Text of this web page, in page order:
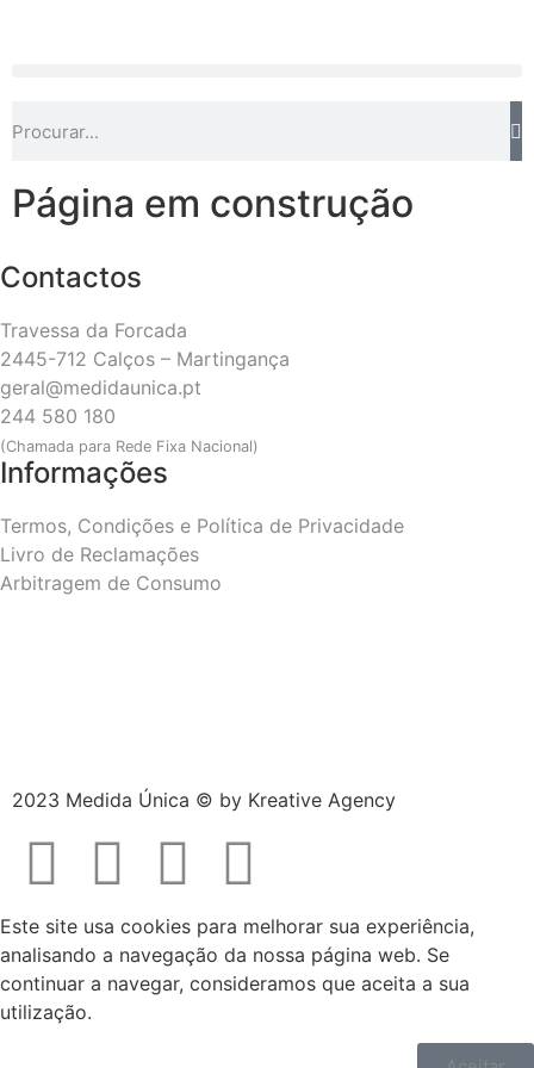
Página em construção
Contactos
Travessa da Forcada
2445-712 Calços – Martingança
geral@medidaunica.pt
244 580 180
(Chamada para Rede Fixa Nacional)
Informações
Termos, Condições e Política de Privacidade
Livro de Reclamações
Arbitragem de Consumo
2023 Medida Única © by Kreative Agency
Este site usa cookies para melhorar sua experiência,
analisando a navegação da nossa página web. Se
continuar a navegar, consideramos que aceita a sua
utilização.